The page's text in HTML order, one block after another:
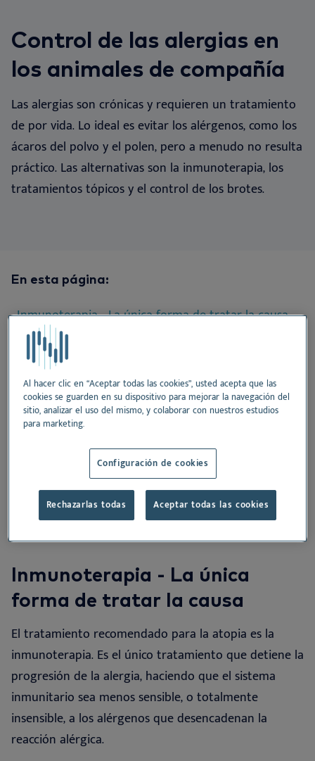
ES
Dansk
English
Français
Nederlands
Norsk
Control de las alergias en
los animales de compañía
Las alergias son crónicas y requieren un tratamiento
de por vida. Lo ideal es evitar los alérgenos, como los
ácaros del polvo y el polen, pero a menudo no resulta
práctico. Las alternativas son la inmunoterapia, los
tratamientos tópicos y el control de los brotes.
En esta página:
Inmunoterapia - La única forma de tratar la causa
El enfoque multimodal
Evitar los alérgenos
Tópicos y suplementos
Medicamentos a corto plazo
Umbral pruriginoso y reagudizaciones
Inmunoterapia - La única
forma de tratar la causa
El tratamiento recomendado para la atopia es la
inmunoterapia. Es el único tratamiento que detiene la
progresión de la alergia, haciendo que el sistema
inmunitario sea menos sensible, o totalmente
insensible, a los alérgenos que desencadenan la
reacción alérgica.
Al hacer clic en “Aceptar todas las cookies”, usted acepta que las
cookies se guarden en su dispositivo para mejorar la navegación del
sitio, analizar el uso del mismo, y colaborar con nuestros estudios
para marketing.
Configuración de cookies
Rechazarlas todas Aceptar todas las cookies